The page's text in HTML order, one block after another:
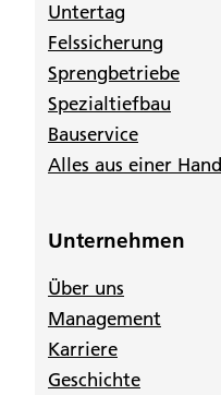
Untertag
Felssicherung
Sprengbetriebe
Spezialtiefbau
Bauservice
Alles aus einer Hand
Unternehmen
Über uns
Management
Karriere
Geschichte